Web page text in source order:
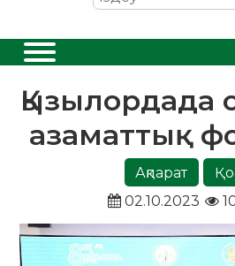
Қызылордада
азаматтық
Ақпарат
02.10.2023